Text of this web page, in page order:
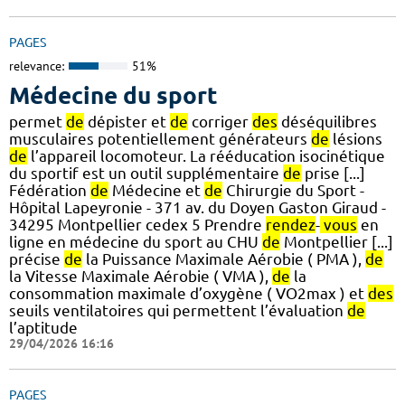
PAGES
relevance: 51%
Médecine du sport
permet de dépister et de corriger des déséquilibres
musculaires potentiellement générateurs de lésions
de l’appareil locomoteur. La rééducation isocinétique
du sportif est un outil supplémentaire de prise [...]
Fédération de Médecine et de Chirurgie du Sport -
Hôpital Lapeyronie - 371 av. du Doyen Gaston Giraud -
34295 Montpellier cedex 5 Prendre rendez- vous en
ligne en médecine du sport au CHU de Montpellier [...]
précise de la Puissance Maximale Aérobie ( PMA ), de
la Vitesse Maximale Aérobie ( VMA ), de la
consommation maximale d’oxygène ( VO2max ) et des
seuils ventilatoires qui permettent l’évaluation de
l’aptitude
29/04/2026 16:16
PAGES